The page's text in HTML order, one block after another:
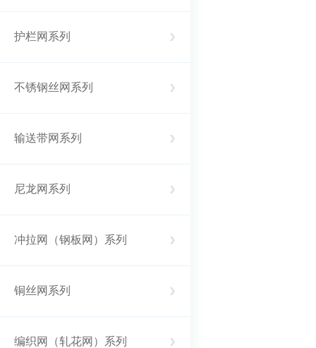
护栏网系列
不锈钢丝网系列
输送带网系列
尼龙网系列
冲拉网（钢板网）系列
铜丝网系列
编织网（轧花网）系列